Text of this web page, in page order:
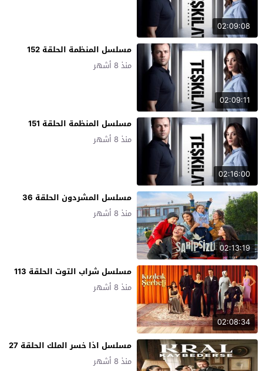
02:09:08
02:09:11
مسلسل المنظمة الحلقة 152
منذ 8 أشهر
02:16:00
مسلسل المنظمة الحلقة 151
منذ 8 أشهر
02:13:19
مسلسل المشردون الحلقة 36
منذ 8 أشهر
02:08:34
مسلسل شراب التوت الحلقة 113
منذ 8 أشهر
مسلسل اذا خسر الملك الحلقة 27
منذ 8 أشهر